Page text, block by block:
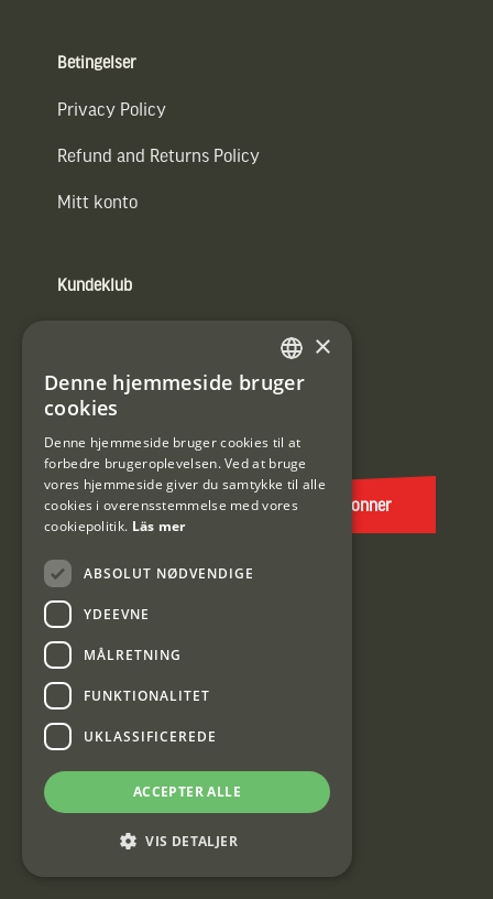
Betingelser
Privacy Policy
Refund and Returns Policy
Mitt konto
Kundeklub
E-
post
(Påkrævet)
Abonner
Interjakt DK
Interjakt Sweden AB, Årjäng
Org: 553222-3915
SWEDISH
×
Denne hjemmeside bruger
cookies
Denne hjemmeside bruger cookies til at
forbedre brugeroplevelsen. Ved at bruge
vores hjemmeside giver du samtykke til alle
cookies i overensstemmelse med vores
cookiepolitik. Läs mer
ABSOLUT NØDVENDIGE
YDEEVNE
MÅLRETNING
FUNKTIONALITET
UKLASSIFICEREDE
ACCEPTER ALLE
VIS DETALJER